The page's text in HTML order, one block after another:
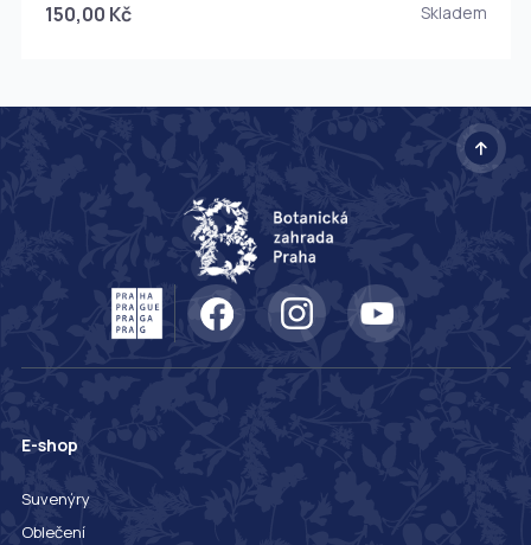
150,00 Kč Skladem
E-shop
Suvenýry
Oblečení